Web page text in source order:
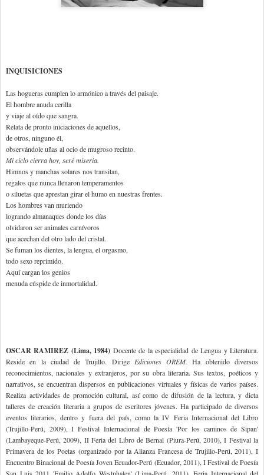
INQUISICIONES
Las hogueras cumplen lo armónico a través del paisaje.
El hombre anuda cerilla
y viaje al oído que sangra.
Relata de pronto iniciaciones de aquellos,
de otros, ninguno él,
observándole uñas al ocio de mugroso recinto.
Mi ciclo cierra hoy, seré miseria.
Himnos y manchas solares nos transitan,
regalos que nunca llenaron temperamentos
o siluetas que aprestan girar el humo en nuestras frentes.
Los hombres van muriendo
logrando almanaques donde los días
olvidaron ser animales carnívoros
que acechan del otro lado del cristal.
Se fuman los dientes, la lengua, el orgasmo,
todo sexo reprimido.
Aquí cargan los genios
menuda cúspide de inmortalidad.
OSCAR RAMIREZ (Lima, 1984) Docente de la especialidad de Lengua y Literatura.
Reside en la ciudad de Trujillo. Dirige Ediciones OREM.Ha obtenido diversos
reconocimientos, nacionales y extranjeros, por su obra literaria. Sus textos, poéticos y
narrativos, se encuentran dispersos en publicaciones virtuales y físicas de varios países.
Realiza actividades de promoción cultural, así como de difusión de la lectura, y dicta
talleres de creación literaria a grupos de escritores jóvenes. Ha participado de diversos
eventos literarios, dentro y fuera del país, como la IV Feria Internacional del Libro
(Trujillo-Perú, 2009), I Festival Internacional de Poesía 'Por los caminos de Sipan'
(Lambayeque-Perú, 2009), II Feria del Libro de Bernal (Piura-Perú, 2010), I Festival la
Primavera de los Poetas (organizado por la Alianza Francesa de Trujillo-Perú, 2011), I
Encuentro Binacional de Poesía Joven Ecuador-Perú (Ecuador, 2011), I Festival de Poesía